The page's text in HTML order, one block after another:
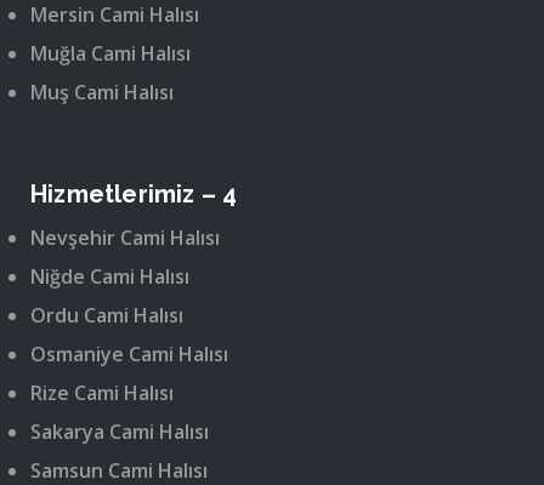
Mersin Cami Halısı
Muğla Cami Halısı
Muş Cami Halısı
Hizmetlerimiz – 4
Nevşehir Cami Halısı
Niğde Cami Halısı
Ordu Cami Halısı
Osmaniye Cami Halısı
Rize Cami Halısı
Sakarya Cami Halısı
Samsun Cami Halısı